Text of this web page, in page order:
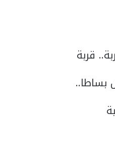
قربة
بساطا..